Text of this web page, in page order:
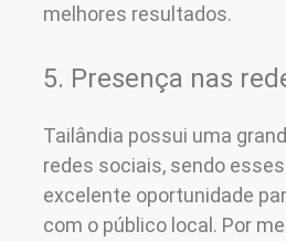
melhores resultados.
5. Presença nas
Tailândia possui uma
redes sociais, sendo
excelente oportunidade
com o público local. Por